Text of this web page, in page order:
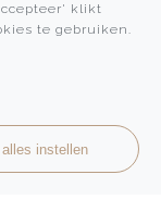
klikt
te gebruiken.
instellen